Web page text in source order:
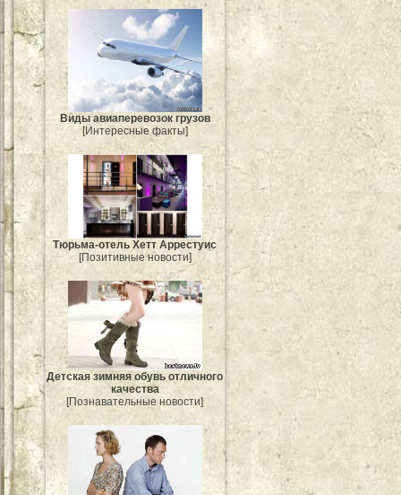
Виды авиаперевозок грузов
[Интересные факты]
Тюрьма-отель Хетт Аррестуис
[Позитивные новости]
Детская зимняя обувь отличного
качества
[Познавательные новости]